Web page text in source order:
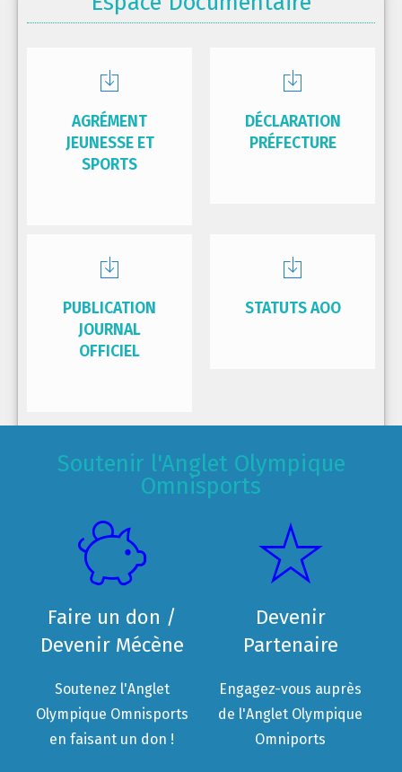
AGRÉMENT
JEUNESSE ET
SPORTS
DÉCLARATION
PRÉFECTURE
PUBLICATION
JOURNAL
OFFICIEL
STATUTS AOO
Soutenir l'Anglet Olympique
Omnisports
Faire un don /
Devenir Mécène
Soutenez l'Anglet
Olympique Omnisports
en faisant un don !
Devenir
Partenaire
Engagez-vous auprès
de l'Anglet Olympique
Omniports